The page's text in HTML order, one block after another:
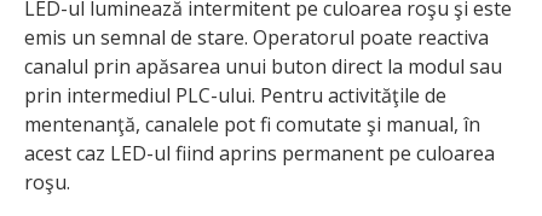
LED-ul luminează intermitent pe culoarea roşu şi este
emis un semnal de stare. Operatorul poate reactiva
canalul prin apăsarea unui buton direct la modul sau
prin intermediul PLC-ului. Pentru activităţile de
mentenanţă, canalele pot fi comutate şi manual, în
acest caz LED-ul fiind aprins permanent pe culoarea
roşu.